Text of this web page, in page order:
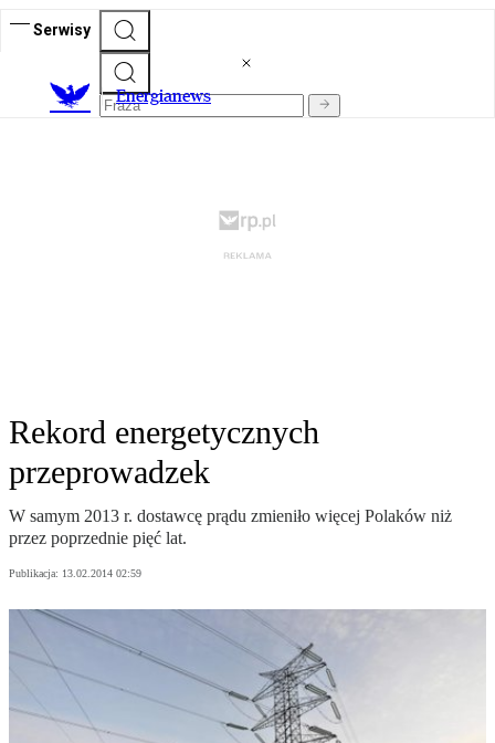
Serwisy
Energianews
Rekord energetycznych
przeprowadzek
W samym 2013 r. dostawcę prądu zmieniło więcej Polaków niż
przez poprzednie pięć lat.
Publikacja: 13.02.2014 02:59